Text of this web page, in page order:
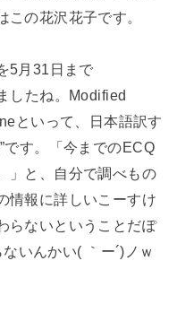
の花沢花子です。
5月31日まで
したね。Modified
といって、日本語訳す
です。「今までのECQ
」と、自分で調べもの
情報に詳しいこーすけ
らないということだぽ
いんかい( ｀ー´)ノｗ